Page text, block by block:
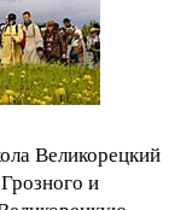
Великорецкий
и